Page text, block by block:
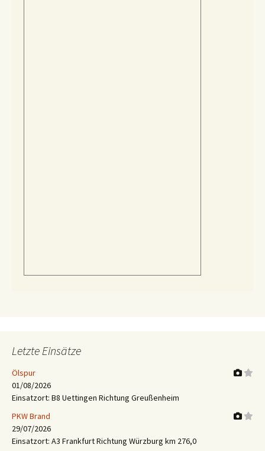
Letzte Einsätze
Ölspur
01/08/2026
Einsatzort: B8 Uettingen Richtung Greußenheim
PKW Brand
29/07/2026
Einsatzort: A3 Frankfurt Richtung Würzburg km 276,0